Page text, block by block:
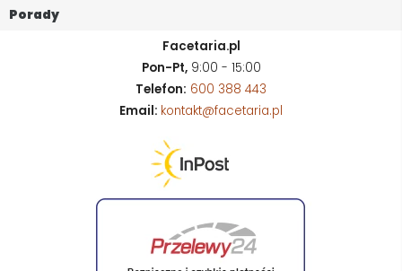
Porady
Facetaria.pl
Pon-Pt,9:00 - 15:00
Telefon: 600 388 443
Email: kontakt@facetaria.pl